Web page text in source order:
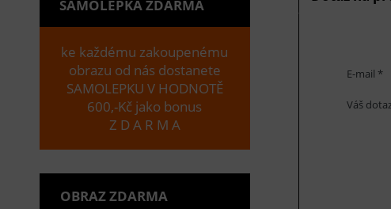
SAMOLEPKA ZDARMA
ke každému zakoupenému
obrazu od nás dostanete
SAMOLEPKU V HODNOTĚ
600,-Kč jako bonus
Z D A R M A
OBRAZ ZDARMA
E-mail *
Váš